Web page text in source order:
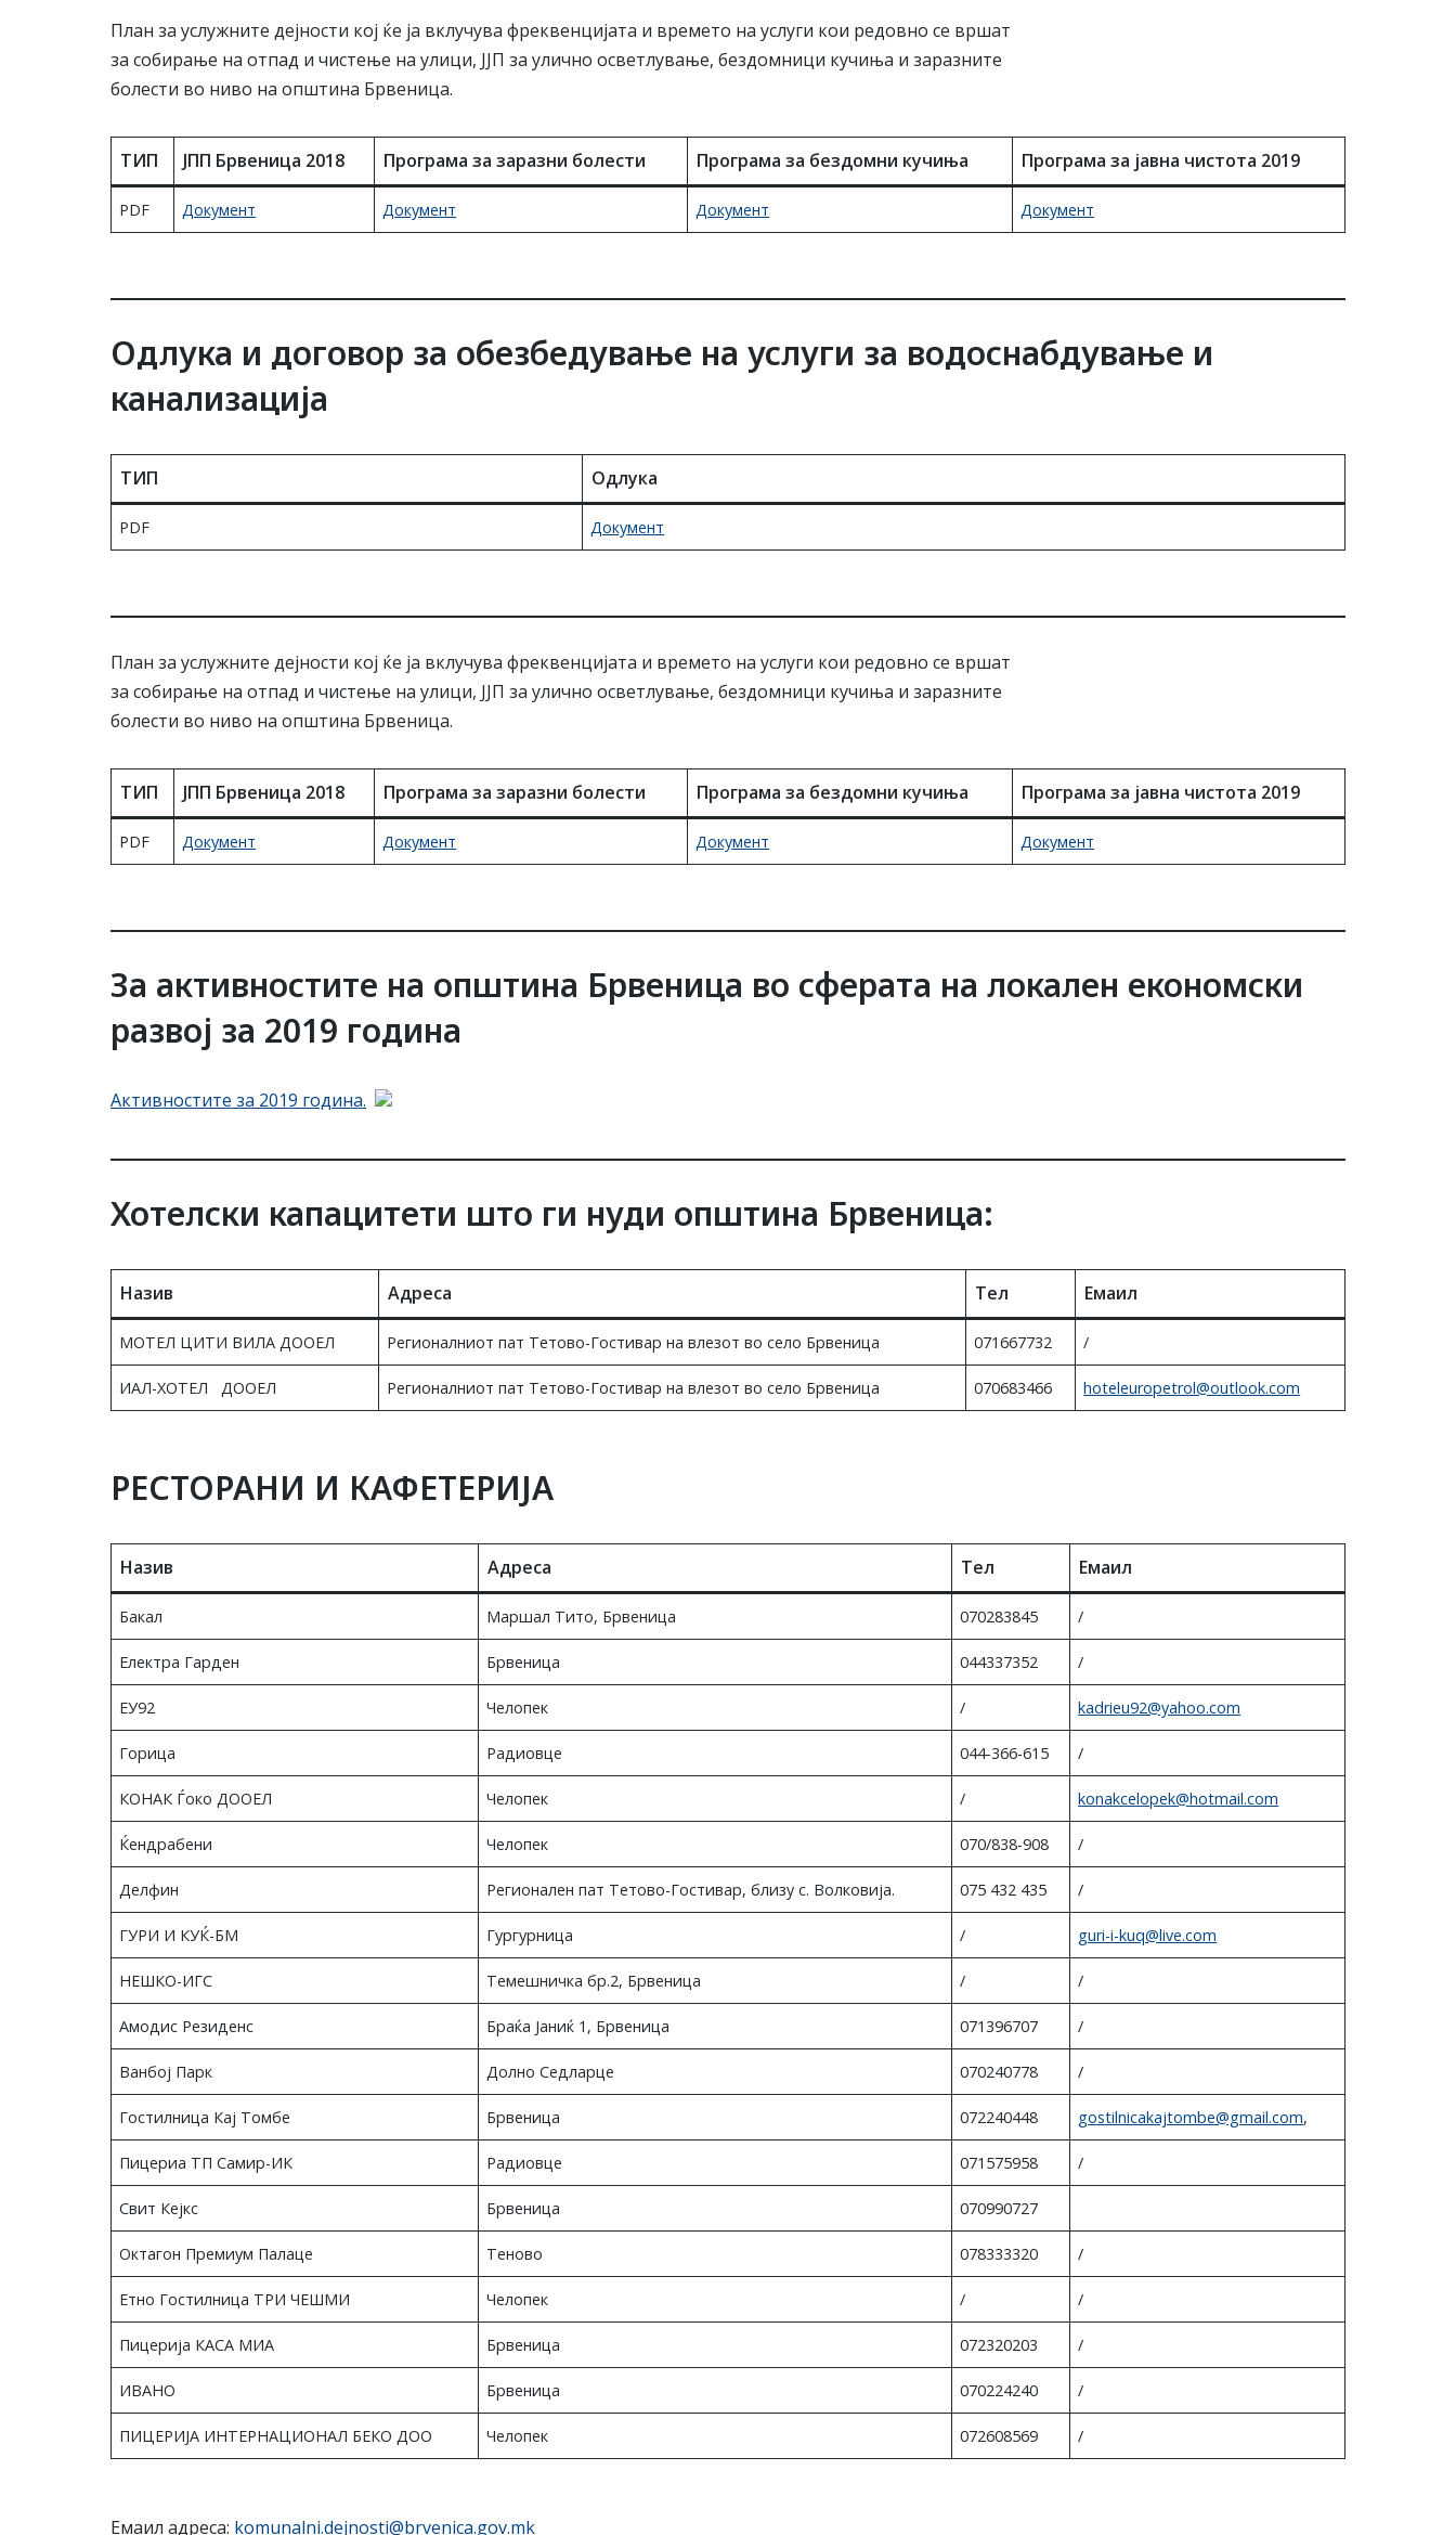
План за услужните дејности кој ќе ја вклучува фреквенцијата и времето на услуги кои редовно се вршат
за собирање на отпад и чистење на улици, ЈЈП за улично осветлување, бездомници кучиња и заразните
болести во ниво на општина Брвеница.
ТИП ЈПП Брвеница 2018 Програма за заразни болести Програма за бездомни кучиња Програма за јавна чистота 2019
PDF Документ Документ Документ Документ
Одлука и договор за обезбедување на услуги за водоснабдување и
канализација
ТИП Одлука
PDF Документ
План за услужните дејности кој ќе ја вклучува фреквенцијата и времето на услуги кои редовно се вршат
за собирање на отпад и чистење на улици, ЈЈП за улично осветлување, бездомници кучиња и заразните
болести во ниво на општина Брвеница.
ТИП ЈПП Брвеница 2018 Програма за заразни болести Програма за бездомни кучиња Програма за јавна чистота 2019
PDF Документ Документ Документ Документ
За активностите на општина Брвеница во сферата на локален економски
развој за 2019 година
Активностите за 2019 година.
Хотелски капацитети што ги нуди општина Брвеница:
Назив Адреса Тел Емаил
МОТЕЛ ЦИТИ ВИЛА ДООЕЛ Регионалниот пат Тетово-Гостивар на влезот во село Брвеница 071667732 /
ИАЛ-ХОТЕЛ ДООЕЛ Регионалниот пат Тетово-Гостивар на влезот во село Брвеница 070683466 hoteleuropetrol@outlook.com
РЕСТОРАНИ И КАФЕТЕРИЈА
Назив Адреса Тел Емаил
Бакал Маршал Тито, Брвеница 070283845 /
Електра Гарден Брвеница 044337352 /
ЕУ92 Челопек / kadrieu92@yahoo.com
Горица Радиовце 044-366-615 /
КОНАК Ѓоко ДООЕЛ Челопек / konakcelopek@hotmail.com
Ќендрабени Челопек 070/838-908 /
Делфин Регионален пат Тетово-Гостивар, близу с. Волковија. 075 432 435 /
ГУРИ И КУЌ-БМ Гургурница / guri-i-kuq@live.com
НЕШКО-ИГС Темешничка бр.2, Брвеница / /
Амодис Резиденс Браќа Јаниќ 1, Брвеница 071396707 /
Ванбој Парк Долно Седларце 070240778 /
Гостилница Кај Томбе Брвеница 072240448 gostilnicakajtombe@gmail.com,
Пицериа ТП Самир-ИК Радиовце 071575958 /
Свит Кејкс Брвеница 070990727
Октагон Премиум Палаце Теново 078333320 /
Етно Гостилница ТРИ ЧЕШМИ Челопек / /
Пицерија КАСА МИА Брвеница 072320203 /
ИВАНО Брвеница 070224240 /
ПИЦЕРИЈА ИНТЕРНАЦИОНАЛ БЕКО ДОО Челопек 072608569 /
Емаил адреса: komunalni.dejnosti@brvenica.gov.mk